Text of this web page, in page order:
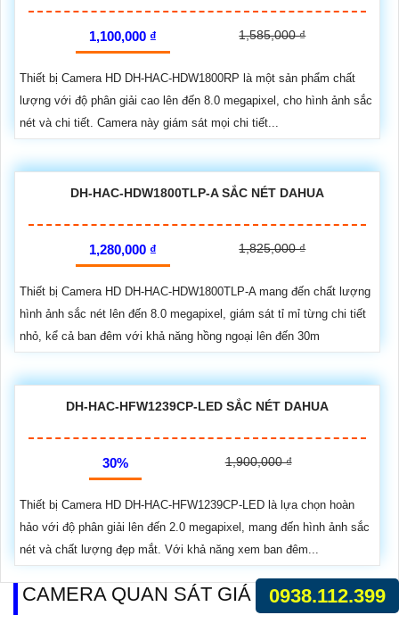
1,100,000 ₫ 1,585,000 ₫
Thiết bị Camera HD DH-HAC-HDW1800RP là một sản phẩm chất
lượng với độ phân giải cao lên đến 8.0 megapixel, cho hình ảnh sắc
nét và chi tiết. Camera này giám sát mọi chi tiết...
DH-HAC-HDW1800TLP-A SẮC NÉT DAHUA
1,280,000 ₫ 1,825,000 ₫
Thiết bị Camera HD DH-HAC-HDW1800TLP-A mang đến chất lượng
hình ảnh sắc nét lên đến 8.0 megapixel, giám sát tỉ mỉ từng chi tiết
nhỏ, kể cả ban đêm với khả năng hồng ngoại lên đến 30m
DH-HAC-HFW1239CP-LED SẮC NÉT DAHUA
30% 1,900,000 ₫
Thiết bị Camera HD DH-HAC-HFW1239CP-LED là lựa chọn hoàn
hảo với độ phân giải lên đến 2.0 megapixel, mang đến hình ảnh sắc
nét và chất lượng đẹp mắt. Với khả năng xem ban đêm...
CAMERA QUAN SÁT GIÁ RẺ ĐỀ XUẤT
0938.112.399